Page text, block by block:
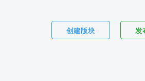
创建版块 发